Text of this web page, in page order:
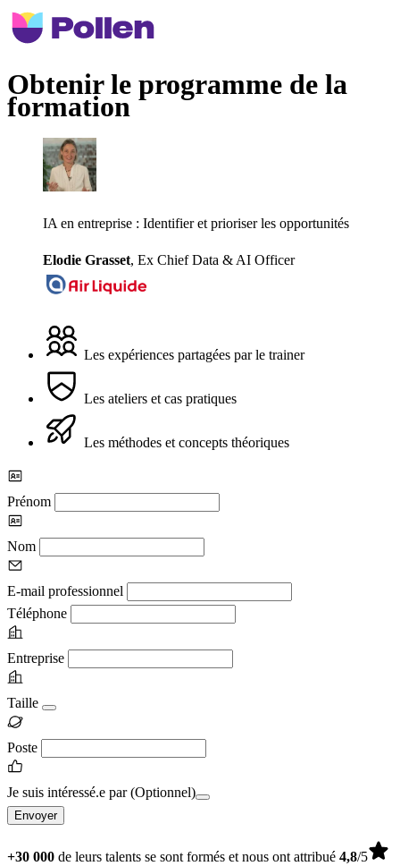
Obtenir le programme de la
formation
IA en entreprise : Identifier et prioriser les opportunités
Elodie Grasset, Ex Chief Data & AI Officer
Les expériences partagées par le trainer
Les ateliers et cas pratiques
Les méthodes et concepts théoriques
Prénom
Nom
E-mail professionnel
Téléphone
Entreprise
Taille
Poste
Je suis intéressé.e par(Optionnel)
Envoyer
+30 000 de leurs talents se sont formés et nous ont attribué 4,8/5